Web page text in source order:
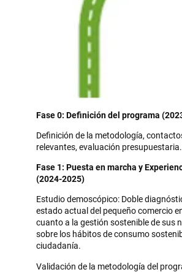
Fase 0: Definición del programa
Definición de la metodología,
relevantes, evaluación presupuestaria.
Fase 1: Puesta en marcha y
(2024-2025)
Estudio demoscópico: Doble
estado actual del pequeño comercio
cuanto a la gestión sostenible de sus
sobre los hábitos de consumo
ciudadanía.
Validación de la metodología del